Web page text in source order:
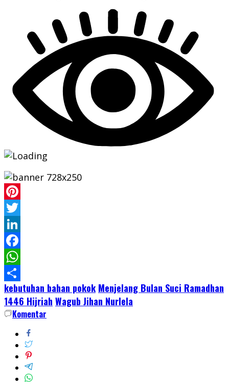
Pinterest
Twitter
LinkedIn
Facebook
WhatsApp
Share
kebutuhan bahan pokok Menjelang Bulan Suci Ramadhan
1446 Hijriah Wagub Jihan Nurlela
Komentar